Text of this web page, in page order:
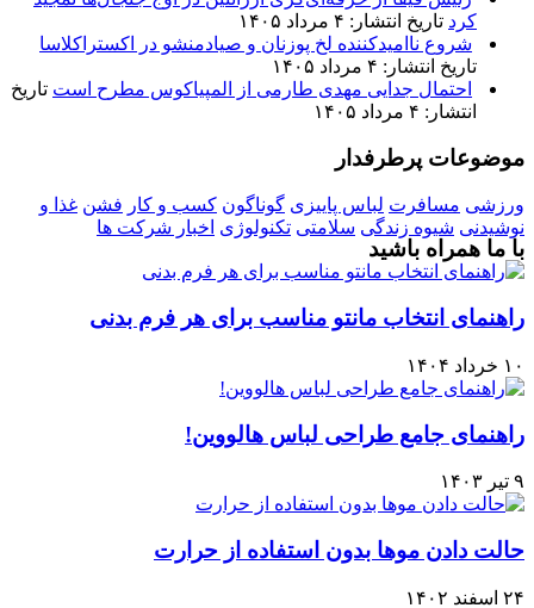
کرد تاریخ انتشار: ۴ مرداد ۱۴۰۵
شروع ناامیدکننده لخ پوزنان و صیادمنشو در اکستراکلاسا
تاریخ انتشار: ۴ مرداد ۱۴۰۵
احتمال جدایی مهدی طارمی از المپیاکوس مطرح است تاریخ
انتشار: ۴ مرداد ۱۴۰۵
موضوعات پرطرفدار
ورزشی مسافرت لباس پاییزی گوناگون کسب و کار فشن غذا و
نوشیدنی شیوه زندگی سلامتی تکنولوژی اخبار شرکت ها
با ما همراه باشید
راهنمای انتخاب مانتو مناسب برای هر فرم بدنی
۱۰ خرداد ۱۴۰۴
راهنمای جامع طراحی لباس هالووین!
۹ تیر ۱۴۰۳
حالت دادن موها بدون استفاده از حرارت
۲۴ اسفند ۱۴۰۲